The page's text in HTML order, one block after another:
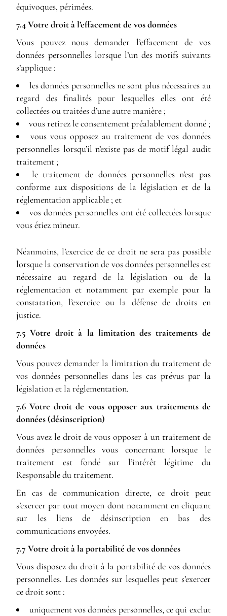
équivoques, périmées.
7.4 Votre droit à l’effacement de vos données
Vous pouvez nous demander l’effacement de vos
données personnelles lorsque l’un des motifs suivants
s’applique :
les données personnelles ne sont plus nécessaires au
regard des finalités pour lesquelles elles ont été
collectées ou traitées d’une autre manière ;
vous retirez le consentement préalablement donné ;
vous vous opposez au traitement de vos données
personnelles lorsqu’il n’existe pas de motif légal audit
traitement ;
le traitement de données personnelles n’est pas
conforme aux dispositions de la législation et de la
réglementation applicable ; et
vos données personnelles ont été collectées lorsque
vous étiez mineur.
Néanmoins, l’exercice de ce droit ne sera pas possible
lorsque la conservation de vos données personnelles est
nécessaire au regard de la législation ou de la
réglementation et notamment par exemple pour la
constatation, l’exercice ou la défense de droits en
justice.
7.5 Votre droit à la limitation des traitements de
données
Vous pouvez demander la limitation du traitement de
vos données personnelles dans les cas prévus par la
législation et la réglementation.
7.6 Votre droit de vous opposer aux traitements de
données (désinscription)
Vous avez le droit de vous opposer à un traitement de
données personnelles vous concernant lorsque le
traitement est fondé sur l’intérêt légitime du
Responsable du traitement.
En cas de communication directe, ce droit peut
s’exercer par tout moyen dont notamment en cliquant
sur les liens de désinscription en bas des
communications envoyées.
7.7 Votre droit à la portabilité de vos données
Vous disposez du droit à la portabilité de vos données
personnelles. Les données sur lesquelles peut s’exercer
ce droit sont :
uniquement vos données personnelles, ce qui exclut